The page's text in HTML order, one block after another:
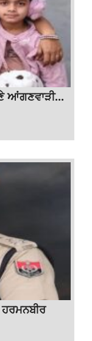
ਆਂਗਣਵਾੜੀ...